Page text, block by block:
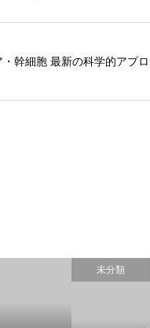
・幹細胞 最新の科学的アプ
未分類